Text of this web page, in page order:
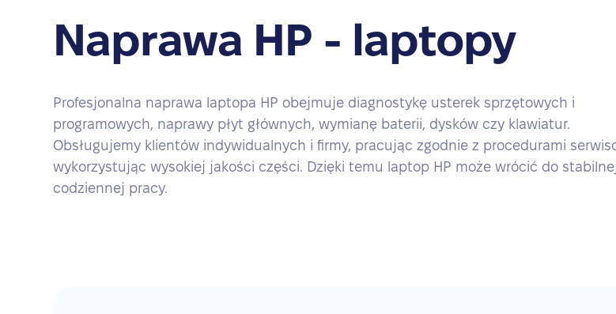
Naprawa HP - laptopy
Profesjonalna naprawa laptopa HP obejmuje diagnostykę usterek sprzętowych i
programowych, naprawy płyt głównych, wymianę baterii, dysków czy klawiatur.
Obsługujemy klientów indywidualnych i firmy, pracując zgodnie z procedurami
wykorzystując wysokiej jakości części. Dzięki temu laptop HP może wrócić do
codziennej pracy.